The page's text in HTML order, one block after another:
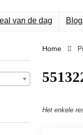
van de dag
Home
Het enkele